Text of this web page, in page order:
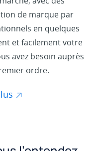
de marque par
en quelques
et facilement votre
avez besoin auprès
ordre.